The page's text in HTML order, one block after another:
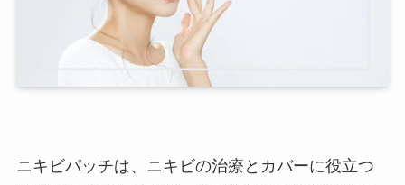
ニキビパッチは、ニキビの治療とカバーに役立つ